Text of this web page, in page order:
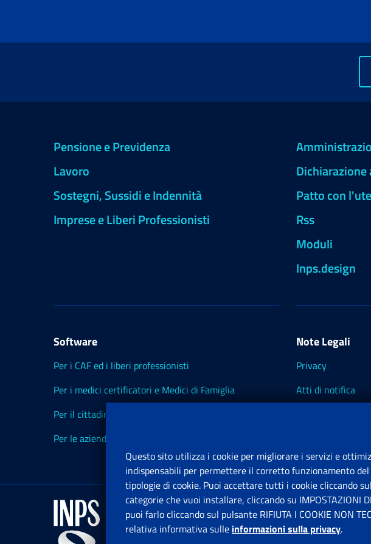
Pensione e Previdenza
Lavoro
Sostegni, Sussidi e Indennità
Imprese e Liberi Professionisti
Patto con
Rss
Moduli
Inps.design
Software
Per i CAF ed i liberi professionisti
Per i medici certificatori e Medici di Famiglia
Per il cittadino
Per le aziende ed i Consulenti
Note Legali
Privacy
Atti di notifica
Questo sito utilizza i cookie per migliorare i servizi e
indispensabili per permettere il corretto funzionamento
tipologie di cookie. Puoi accettare tutti i cookie cliccando
categorie che vuoi installare, cliccando su IMPOSTAZIONI
puoi farlo cliccando sul pulsante RIFIUTA I COOKIE NON
relativa informativa sulle informazioni sulla privacy.